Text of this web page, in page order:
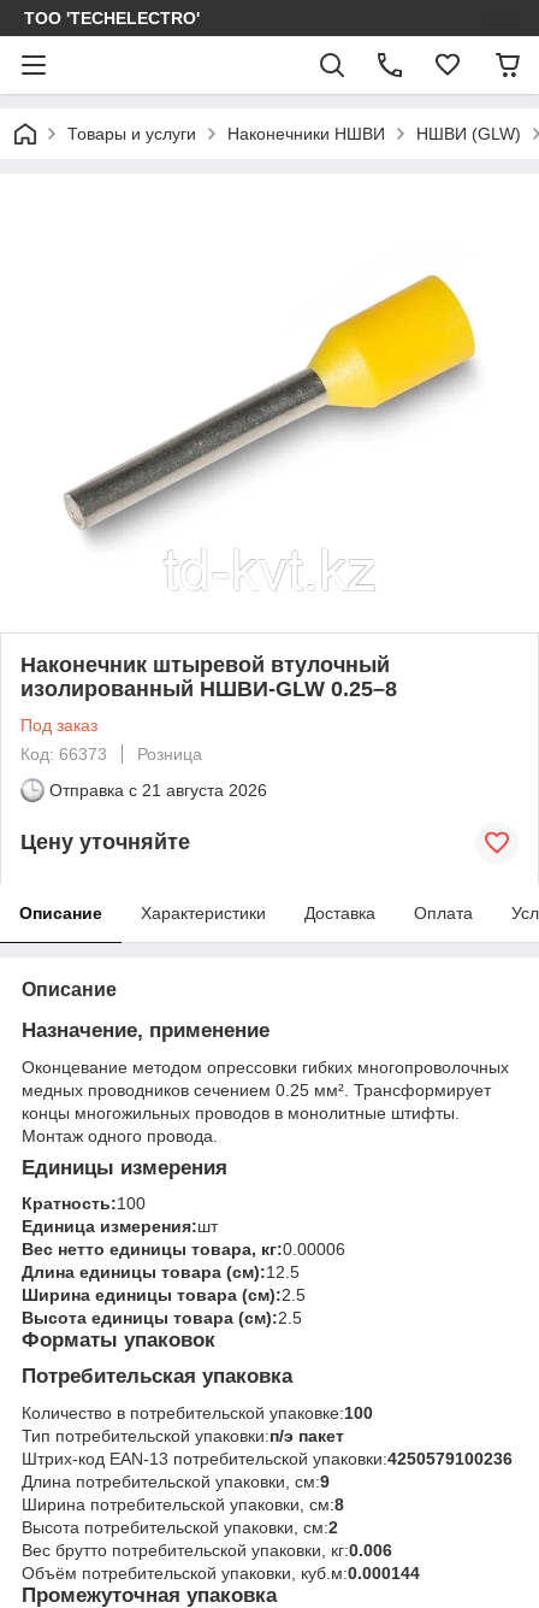
ТОО 'TECHELECTRO'
Товары и услуги Наконечники НШВИ НШВИ (GLW)
Наконечник штыревой втулочный
изолированный НШВИ-GLW 0.25–8
Под заказ
Код: 66373
Розница
Отправка с 21 августа 2026
Цену уточняйте
Описание Характеристики Доставка Оплата
Описание
Назначение, применение
Оконцевание методом опрессовки гибких многопроволочных
медных проводников сечением 0.25 мм². Трансформирует
концы многожильных проводов в монолитные штифты.
Монтаж одного провода.
Единицы измерения
Кратность:100
Единица измерения:шт
Вес нетто единицы товара, кг:0.00006
Длина единицы товара (см):12.5
Ширина единицы товара (см):2.5
Высота единицы товара (см):2.5
Форматы упаковок
Потребительская упаковка
Количество в потребительской упаковке:100
Тип потребительской упаковки:п/э пакет
Штрих-код EAN-13 потребительской упаковки:4250579100236
Длина потребительской упаковки, см:9
Ширина потребительской упаковки, см:8
Высота потребительской упаковки, см:2
Вес брутто потребительской упаковки, кг:0.006
Объём потребительской упаковки, куб.м:0.000144
Промежуточная упаковка